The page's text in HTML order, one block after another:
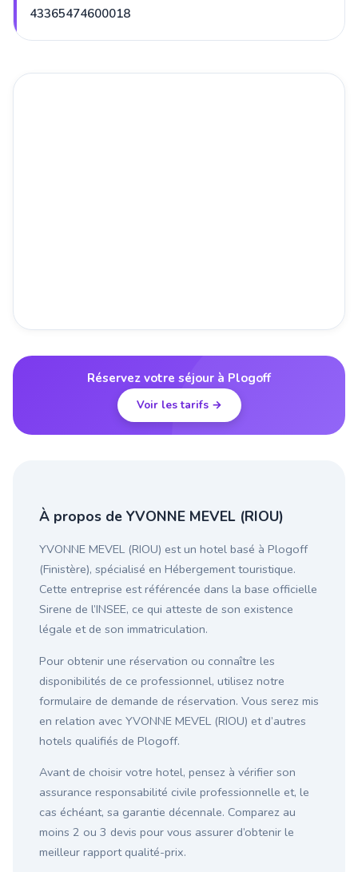
43365474600018
Réservez votre séjour à Plogoff
Voir les tarifs →
À propos de YVONNE MEVEL (RIOU)
YVONNE MEVEL (RIOU) est un hotel basé à Plogoff
(Finistère), spécialisé en Hébergement touristique.
Cette entreprise est référencée dans la base officielle
Sirene de l’INSEE, ce qui atteste de son existence
légale et de son immatriculation.
Pour obtenir une réservation ou connaître les
disponibilités de ce professionnel, utilisez notre
formulaire de demande de réservation. Vous serez mis
en relation avec YVONNE MEVEL (RIOU) et d’autres
hotels qualifiés de Plogoff.
Avant de choisir votre hotel, pensez à vérifier son
assurance responsabilité civile professionnelle et, le
cas échéant, sa garantie décennale. Comparez au
moins 2 ou 3 devis pour vous assurer d’obtenir le
meilleur rapport qualité-prix.